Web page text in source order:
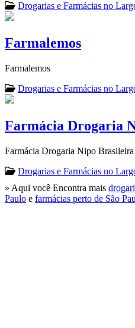
Drogarias e Farmácias no
Farmalemos
Farmalemos
Drogarias e Farmácias no
Farmácia Drogaria
Farmácia Drogaria Nipo Brasileira
Drogarias e Farmácias no
» Aqui você Encontra mais
Paulo e farmácias perto de São